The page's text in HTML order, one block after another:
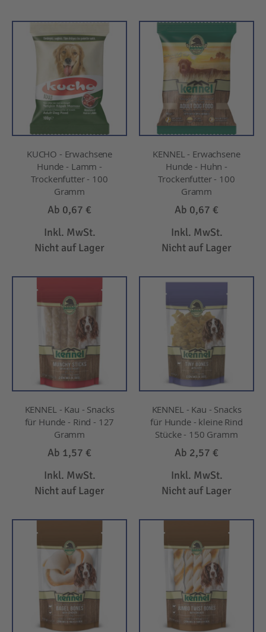
KUCHO - Erwachsene
Hunde - Lamm -
Trockenfutter - 100
Gramm
Ab 0,67 €
Inkl. MwSt.
Nicht auf Lager
KENNEL - Erwachsene
Hunde - Huhn -
Trockenfutter - 100
Gramm
Ab 0,67 €
Inkl. MwSt.
Nicht auf Lager
KENNEL - Kau - Snacks
für Hunde - Rind - 127
Gramm
Ab 1,57 €
Inkl. MwSt.
Nicht auf Lager
KENNEL - Kau - Snacks
für Hunde - kleine Rind
Stücke - 150 Gramm
Ab 2,57 €
Inkl. MwSt.
Nicht auf Lager